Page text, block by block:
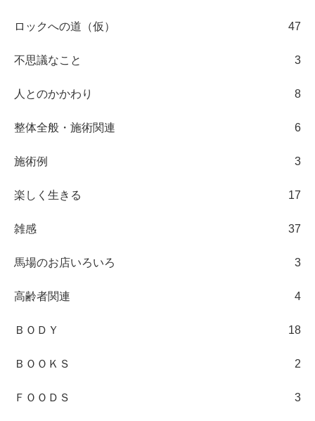
ロックへの道（仮） 47
不思議なこと 3
人とのかかわり 8
整体全般・施術関連 6
施術例 3
楽しく生きる 17
雑感 37
馬場のお店いろいろ 3
高齢者関連 4
ＢＯＤＹ 18
ＢＯＯＫＳ 2
ＦＯＯＤＳ 3